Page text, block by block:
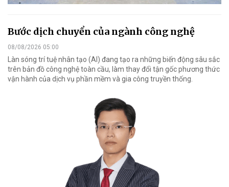
Bước dịch chuyển của ngành công nghệ
08/08/2026 05:00
Làn sóng trí tuệ nhân tạo (AI) đang tạo ra những biến động sâu sắc
trên bản đồ công nghệ toàn cầu, làm thay đổi tận gốc phương thức
vận hành của dịch vụ phần mềm và gia công truyền thống.